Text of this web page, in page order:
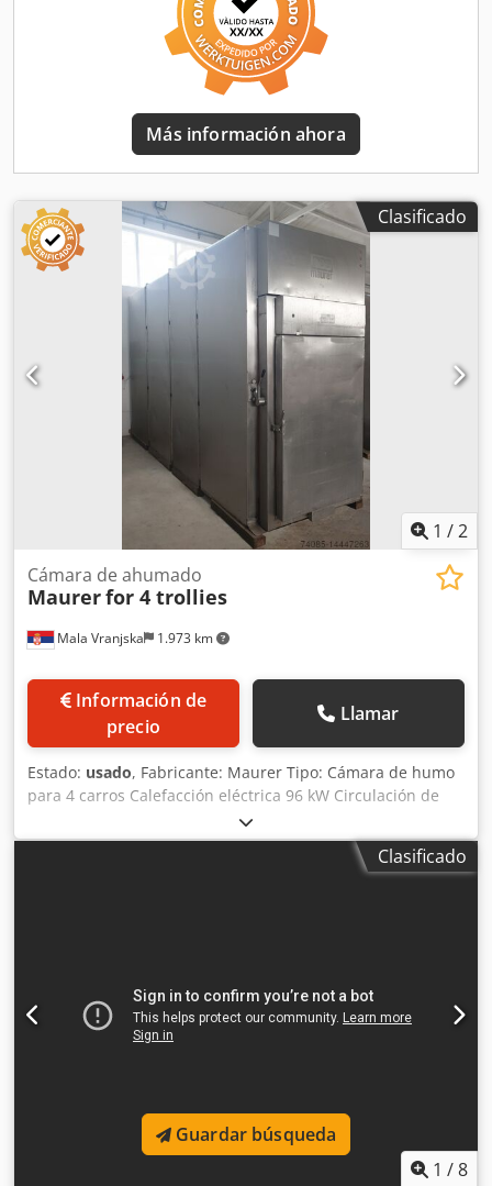
Más información ahora
Clasificado
1 /2
Mala Vranjska 1.973 km
Cámara de ahumado
Maurerfor 4 trollies
Información de
precio
Llamar
Estado: usado, Fabricante: Maurer Tipo: Cámara de humo
para 4 carros Calefacción eléctrica 96 kW Circulación de
aire regulable Aire fresco, aire de salida y compuerta de
humos controlados neumáticamente; Limpieza: limpieza
con espuma Cedpfjq E Ry Uex Acaeha Alimentación de
Clasificado
1 /8
Guardar búsqueda